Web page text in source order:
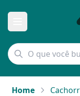
Home